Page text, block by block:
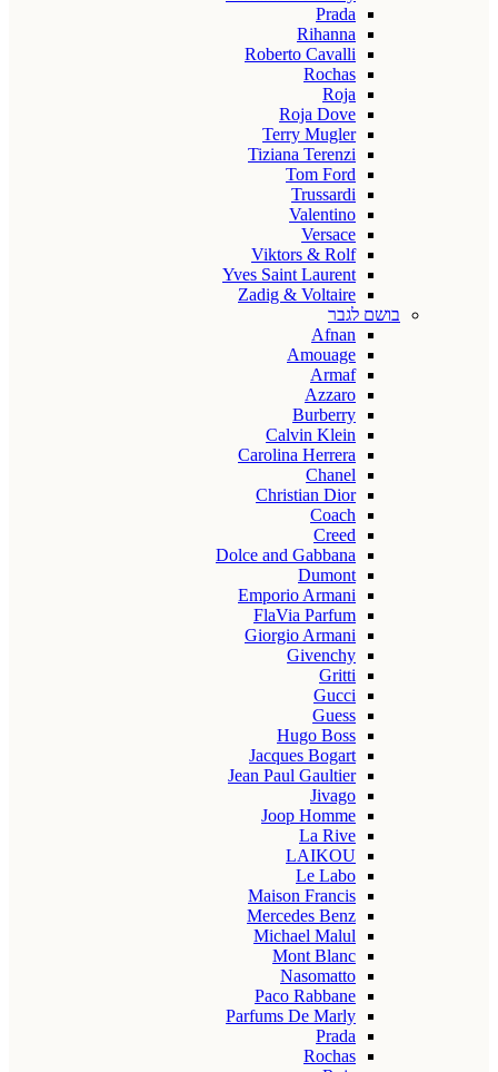
Prada
Rihanna
Roberto Cavalli
Rochas
Roja
Roja Dove
Terry Mugler
Tiziana Terenzi
Tom Ford
Trussardi
Valentino
Versace
Viktors & Rolf
Yves Saint Laurent
Zadig & Voltaire
בושם לגבר
Afnan
Amouage
Armaf
Azzaro
Burberry
Calvin Klein
Carolina Herrera
Chanel
Christian Dior
Coach
Creed
Dolce and Gabbana
Dumont
Emporio Armani
FlaVia Parfum
Giorgio Armani
Givenchy
Gritti
Gucci
Guess
Hugo Boss
Jacques Bogart
Jean Paul Gaultier
Jivago
Joop Homme
La Rive
LAIKOU
Le Labo
Maison Francis
Mercedes Benz
Michael Malul
Mont Blanc
Nasomatto
Paco Rabbane
Parfums De Marly
Prada
Rochas